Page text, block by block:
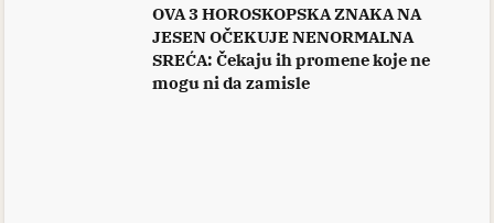
OVA 3 HOROSKOPSKA ZNAKA NA
JESEN OČEKUJE NENORMALNA
SREĆA: Čekaju ih promene koje ne
mogu ni da zamisle